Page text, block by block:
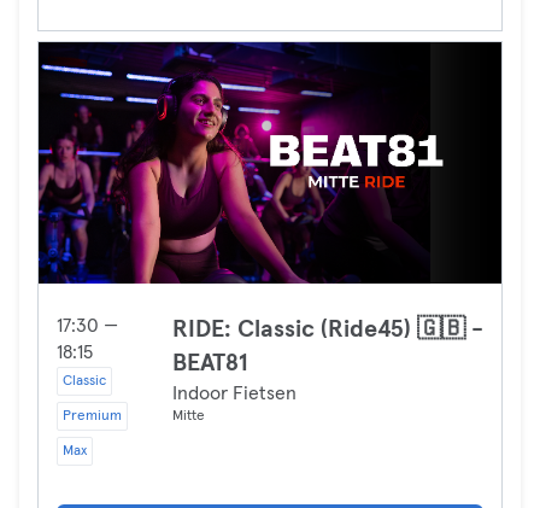
17:30 —
18:15
Classic
Premium
Max
RIDE: Classic (Ride45) 🇬🇧 -
BEAT81
Indoor Fietsen
Mitte